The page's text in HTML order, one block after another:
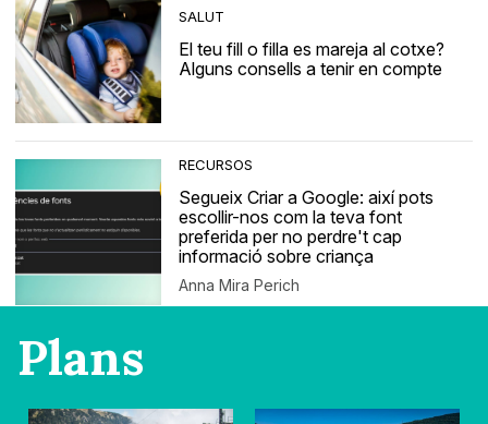
SALUT
El teu fill o filla es mareja al cotxe?
Alguns consells a tenir en compte
RECURSOS
Segueix Criar a Google: així pots
escollir-nos com la teva font
preferida per no perdre't cap
informació sobre criança
Anna Mira Perich
Plans